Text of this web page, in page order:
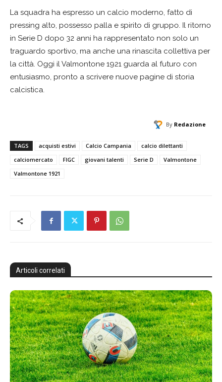
La squadra ha espresso un calcio moderno, fatto di
pressing alto, possesso palla e spirito di gruppo. Il ritorno
in Serie D dopo 32 anni ha rappresentato non solo un
traguardo sportivo, ma anche una rinascita collettiva per
la città. Oggi il Valmontone 1921 guarda al futuro con
entusiasmo, pronto a scrivere nuove pagine di storia
calcistica.
By Redazione
TAGS acquisti estivi Calcio Campania
calcio dilettanti
calciomercato
FIGC giovani talenti Serie D
Valmontone
Valmontone 1921
Articoli correlati